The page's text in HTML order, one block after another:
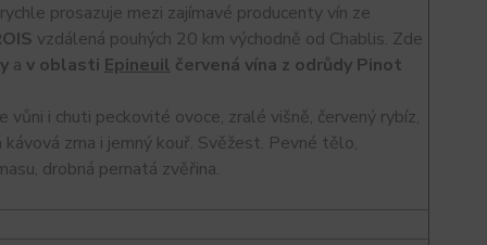
prosazuje mezi zajímavé producenty vín ze
vzdálená pouhých 20 km východně od Chablis. Zde
a v oblasti Epineuil červená vína z odrůdy Pinot
i chuti peckovité ovoce, zralé višně, červený rybíz,
zrna i jemný kouř. Svěžest. Pevné tělo,
drobná pernatá zvěřina.